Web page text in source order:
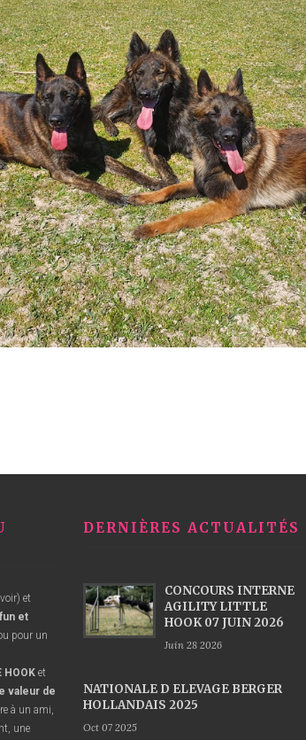
et
et
pour un
HOOK et
valeur de
à un ami,
une
DERNIÈRES ACTUALITÉS
CONCOURS INTERNE
AGILITY LITTLE
HOOK 07 JUIN 2026
Juin 28 2026
NATIONALE D ELEVAGE BERGER
HOLLANDAIS 2025
Oct 07 2025